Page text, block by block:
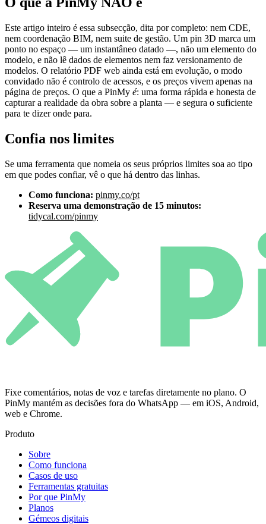
Este artigo inteiro é essa subsecção, dita por completo: nem CDE,
nem coordenação BIM, nem suite de gestão. Um pin 3D marca um
ponto no espaço — um instantâneo datado —, não um elemento do
modelo, e não lê dados de elementos nem faz versionamento de
modelos. O relatório PDF web ainda está em evolução, o modo
convidado não é controlo de acessos, e os preços vivem apenas na
página de preços. O que a PinMy é: uma forma rápida e honesta de
capturar a realidade da obra sobre a planta — e segura o suficiente
para te dizer onde para.
Confia nos limites
Se uma ferramenta que nomeia os seus próprios limites soa ao tipo
em que podes confiar, vê o que há dentro das linhas.
Como funciona: pinmy.co/pt
Reserva uma demonstração de 15 minutos:
tidycal.com/pinmy
Fixe comentários, notas de voz e tarefas diretamente no plano. O
PinMy mantém as decisões fora do WhatsApp — em iOS, Android,
web e Chrome.
Produto
Sobre
Como funciona
Casos de uso
Ferramentas gratuitas
Por que PinMy
Planos
Gémeos digitais